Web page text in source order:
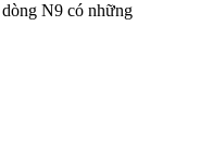
N9 có những